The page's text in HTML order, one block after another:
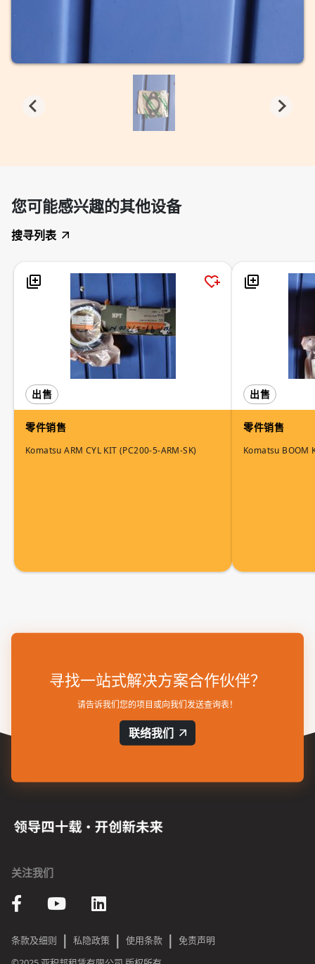
您可能感兴趣的其他设备
搜寻列表
出售
零件销售
Komatsu ARM CYL KIT (PC200-5-ARM-SK)
出售
零件销售
Komatsu BOOM
寻找一站式解决方案合作伙伴？
请告诉我们您的项目或向我们发送查询表！
联络我们
关注我们
条款及细则 | 私隐政策 | 使用条款 | 免责声明